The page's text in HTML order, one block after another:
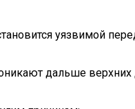
уязвимой
дальше